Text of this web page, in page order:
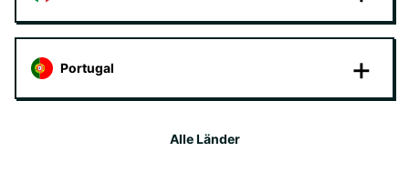
Portugal
Alle Länder